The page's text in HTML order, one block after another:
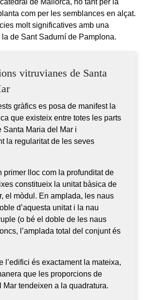
com per les semblances en alçat.
molt significatives amb una
de Sant Sadurní de Pamplona.
vitruvianes de Santa
gràfics es posa de manifest la
que existeix entre totes les parts
Santa Maria del Mar i
la regularitat de les seves
primer lloc com la profunditat de
constitueix la unitat bàsica de
el mòdul. En amplada, les naus
d’aquesta unitat i la nau
(o bé el doble de les naus
l’amplada total del conjunt és
l’edifici és exactament la mateixa,
que les proporcions de
Mar tendeixen a la quadratura.